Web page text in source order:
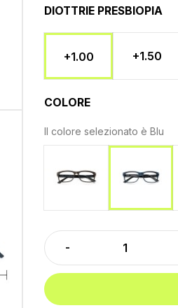
DIOTTRIE PRESBIOPIA
+1.00 +1.50
COLORE
Il colore selezionato è Blu